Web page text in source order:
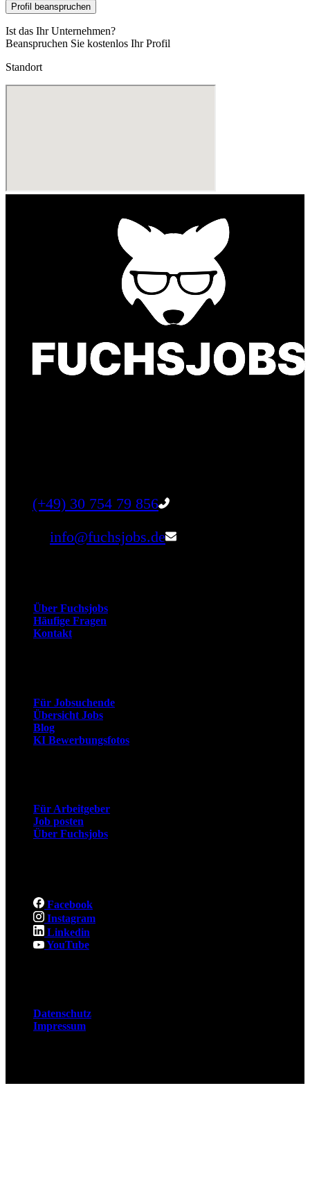
Profil beanspruchen
Ist das Ihr Unternehmen?
Beanspruchen Sie kostenlos Ihr Profil
Standort
(+49) 30 754 79 856
info@fuchsjobs.de
Über Fuchsjobs
Häufige Fragen
Kontakt
Für Jobsuchende
Übersicht Jobs
Blog
KI Bewerbungsfotos
Für Arbeitgeber
Job posten
Über Fuchsjobs
Facebook
Instagram
Linkedin
YouTube
Datenschutz
Impressum